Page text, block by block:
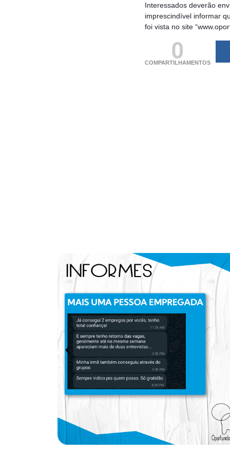
Interessados deverão
imprescindível informar
foi vista no site
0
COMPARTILHAMENTOS